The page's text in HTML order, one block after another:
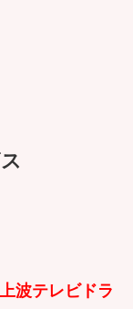
波テレビドラ